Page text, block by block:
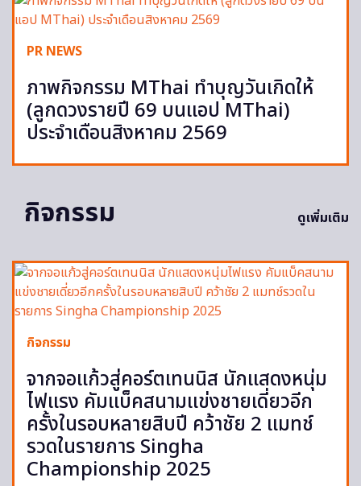
PR NEWS
ภาพกิจกรรม MThai ทำบุญวันเกิดให้
(ลูกดวงรายปี 69 บนแอป MThai)
ประจำเดือนสิงหาคม 2569
กิจกรรม ดูเพิ่มเติม
กิจกรรม
จากจอแก้วสู่คอร์ตเทนนิส นักแสดงหนุ่ม
ไฟแรง คัมแบ็คสนามแข่งชายเดี่ยวอีก
ครั้งในรอบหลายสิบปี คว้าชัย 2 แมทช์
รวดในรายการ Singha
Championship 2025